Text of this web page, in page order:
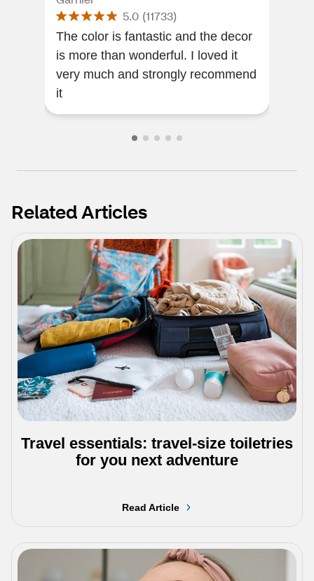
5.0 (11733)
The color is fantastic and the decor
is more than wonderful. I loved it
very much and strongly recommend
it
Related Articles
Travel essentials: travel-size toiletries
for you next adventure
Read Article